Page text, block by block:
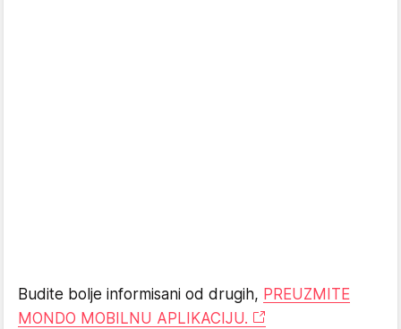
Budite bolje informisani od drugih, PREUZMITE
MONDO MOBILNU APLIKACIJU.